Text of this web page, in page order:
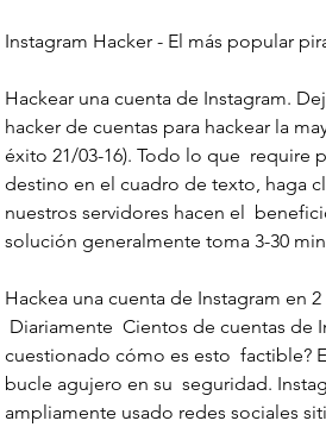
Instagram Hacker - El más popular
Hackear una cuenta de Instagram.
hacker de cuentas para hackear la
éxito 21/03-16). Todo lo que  require
destino en el cuadro de texto, haga
nuestros servidores hacen el
solución generalmente toma 3-30
Hackea una cuenta de Instagram en
cuestionado cómo es esto  factible?
bucle agujero en su  seguridad.
ampliamente usado redes sociales